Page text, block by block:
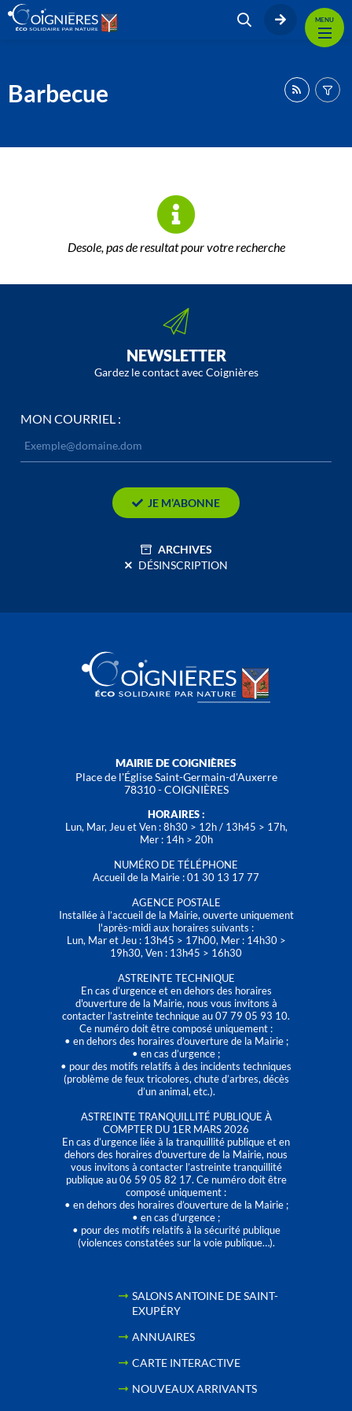
MENU
Barbecue
Desole, pas de resultat pour votre recherche
NEWSLETTER
Gardez le contact avec Coignières
MON COURRIEL :
JE M’ABONNE
ARCHIVES
DÉSINSCRIPTION
MAIRIE DE COIGNIÈRES
Place de l'Église Saint-Germain-d'Auxerre
78310 - COIGNIÈRES
HORAIRES :
Lun, Mar, Jeu et Ven : 8h30 > 12h / 13h45 > 17h,
Mer : 14h > 20h
NUMÉRO DE TÉLÉPHONE
Accueil de la Mairie : 01 30 13 17 77
AGENCE POSTALE
Installée à l’accueil de la Mairie, ouverte uniquement
l'après-midi aux horaires suivants :
Lun, Mar et Jeu : 13h45 > 17h00, Mer : 14h30 >
19h30, Ven : 13h45 > 16h30
ASTREINTE TECHNIQUE
En cas d’urgence et en dehors des horaires
d'ouverture de la Mairie, nous vous invitons à
contacter l’astreinte technique au 07 79 05 93 10.
Ce numéro doit être composé uniquement :
• en dehors des horaires d’ouverture de la Mairie ;
• en cas d’urgence ;
• pour des motifs relatifs à des incidents techniques
(problème de feux tricolores, chute d’arbres, décès
d’un animal, etc.).
ASTREINTE TRANQUILLITÉ PUBLIQUE À
COMPTER DU 1ER MARS 2026
En cas d’urgence liée à la tranquillité publique et en
dehors des horaires d'ouverture de la Mairie, nous
vous invitons à contacter l’astreinte tranquillité
publique au 06 59 05 82 17. Ce numéro doit être
composé uniquement :
• en dehors des horaires d’ouverture de la Mairie ;
• en cas d’urgence ;
• pour des motifs relatifs à la sécurité publique
(violences constatées sur la voie publique…).
SALONS ANTOINE DE SAINT-
EXUPÉRY
ANNUAIRES
CARTE INTERACTIVE
NOUVEAUX ARRIVANTS